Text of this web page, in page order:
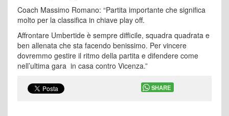
Coach Massimo Romano: “Partita importante che significa
molto per la classifica in chiave play off.
Affrontare Umbertide è sempre difficile, squadra quadrata e
ben allenata che sta facendo benissimo. Per vincere
dovremmo gestire il ritmo della partita e difendere come
nell’ultima gara in casa contro Vicenza.”
SHARE